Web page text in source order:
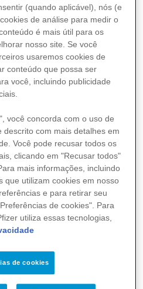
vedotina) para a
em outubro de 2025.
do registro pela
em 2022, a ADIUM
comercialização e
no Brasil.
estratégica
transferência do
para a Pfizer, por
(quando aplicável), nós (e
de análise para medir o
é mais útil para os
nosso site. Se você
usaremos cookies de
conteúdo que possa ser
você, incluindo publicidade
você concorda com o uso de
com mais detalhes em
Você pode recusar todos os
clicando em "Recusar todos"
mais informações, incluindo
que utilizam cookies em nosso
e para retirar seu
de cookies". Para
utiliza essas tecnologias,
de cookies